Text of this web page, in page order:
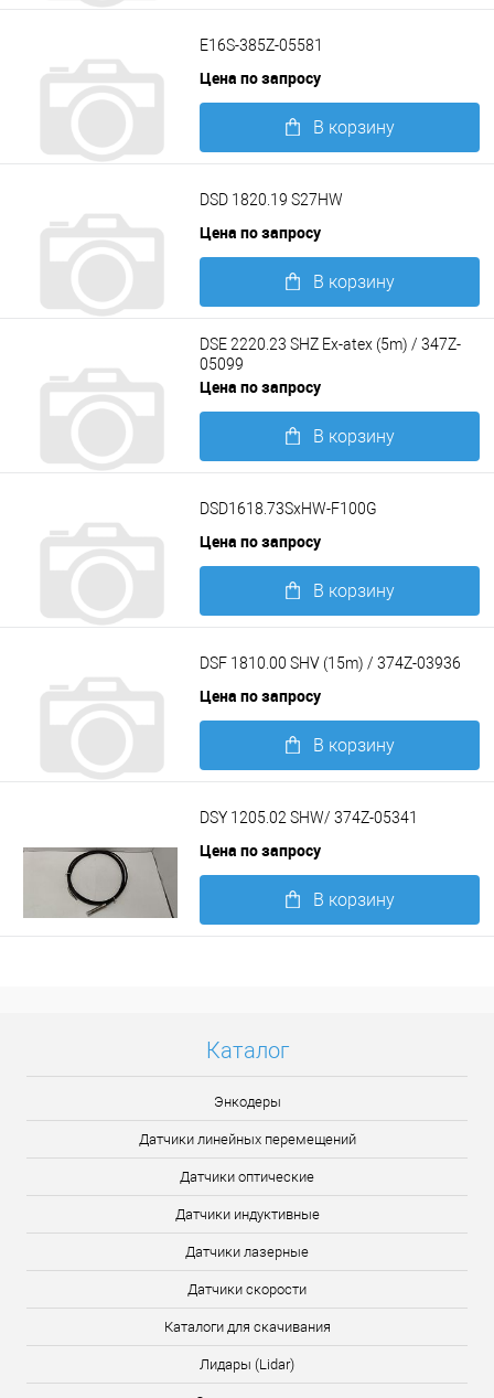
E16S-385Z-05581
Цена по запросу
В корзину
DSD 1820.19 S27HW
Цена по запросу
В корзину
Подробнее
DSE 2220.23 SHZ Ex-atex (5m) / 347Z-
05099
Цена по запросу
В корзину
DSD1618.73SxHW-F100G
Цена по запросу
В корзину
DSF 1810.00 SHV (15m) / 374Z-03936
Цена по запросу
В корзину
DSY 1205.02 SHW/ 374Z-05341
Цена по запросу
В корзину
Каталог
Энкодеры
Датчики линейных перемещений
Датчики оптические
Датчики индуктивные
Датчики лазерные
Датчики скорости
Каталоги для скачивания
Лидары (Lidar)